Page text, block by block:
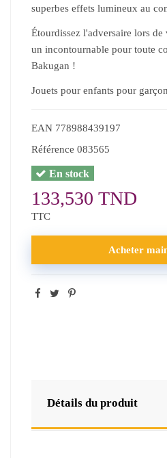
superbes effets lumineux au
Étourdissez l'adversaire lors
un incontournable pour toute
Bakugan !
Jouets pour enfants pour
EAN 778988439197
Référence 083565
En stock
133,530 TND
TTC
Acheter
Détails du produit